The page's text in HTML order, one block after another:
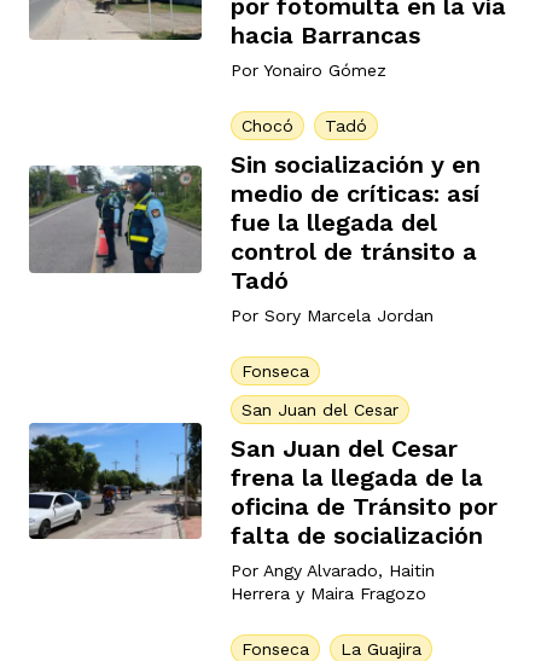
por fotomulta en la vía
hacia Barrancas
Por Yonairo Gómez
Chocó Tadó
Sin socialización y en
medio de críticas: así
fue la llegada del
control de tránsito a
Tadó
Por Sory Marcela Jordan
Fonseca
San Juan del Cesar
San Juan del Cesar
frena la llegada de la
oficina de Tránsito por
falta de socialización
Por Angy Alvarado, Haitin
Herrera y Maira Fragozo
Fonseca La Guajira